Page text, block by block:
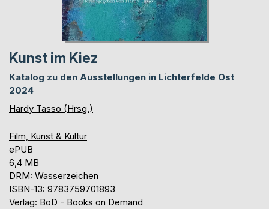
Kunst im Kiez
Katalog zu den Ausstellungen in Lichterfelde Ost
2024
Hardy Tasso (Hrsg.)
Film, Kunst & Kultur
ePUB
6,4 MB
DRM: Wasserzeichen
ISBN-13: 9783759701893
Verlag: BoD - Books on Demand